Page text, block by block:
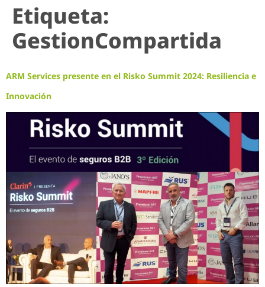
Etiqueta:
GestionCompartida
ARM Services presente en el Risko Summit 2024: Resiliencia e
Innovación